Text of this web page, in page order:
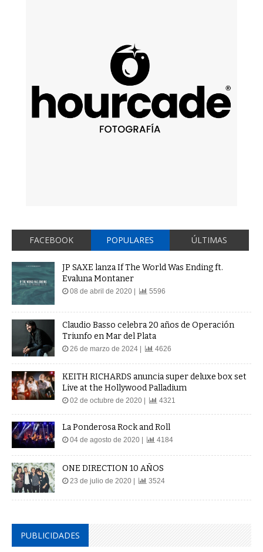
FACEBOOK POPULARES ÚLTIMAS
JP SAXE lanza If The World Was Ending ft.
Evaluna Montaner
08 de abril de 2020 | 5596
Claudio Basso celebra 20 años de Operación
Triunfo en Mar del Plata
26 de marzo de 2024 | 4626
KEITH RICHARDS anuncia super deluxe box set
Live at the Hollywood Palladium
02 de octubre de 2020 | 4321
La Ponderosa Rock and Roll
04 de agosto de 2020 | 4184
ONE DIRECTION 10 AÑOS
23 de julio de 2020 | 3524
PUBLICIDADES